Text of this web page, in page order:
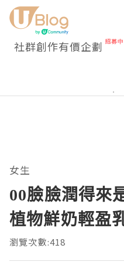
社群創作有價企劃
女生
00臉臉潤得來
植物鮮奶輕盈
瀏覽次數:418